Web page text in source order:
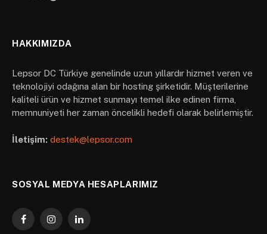
HAKKIMIZDA
Lepsor DC Türkiye genelinde uzun yıllardır hizmet veren ve
teknolojiyi odağına alan bir hosting şirketidir. Müşterilerine
kaliteli ürün ve hizmet sunmayı temel ilke edinen firma,
memnuniyeti her zaman öncelikli hedefi olarak belirlemiştir.
İletişim: destek@lepsor.com
SOSYAL MEDYA HESAPLARIMIZ
FacebookInstagramLinkedIn